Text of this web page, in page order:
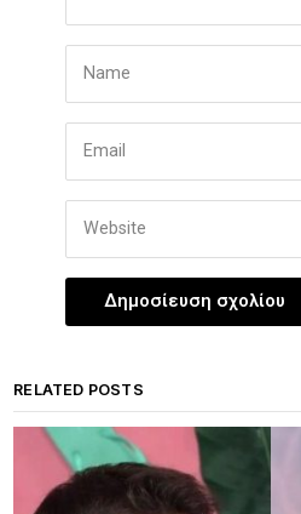
RELATED POSTS